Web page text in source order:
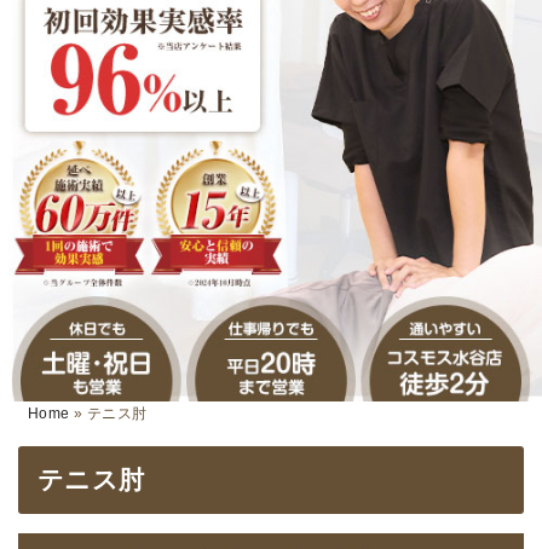
Home » テニス肘
テニス肘